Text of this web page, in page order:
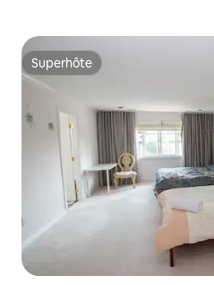
Superhôte
Superhôte